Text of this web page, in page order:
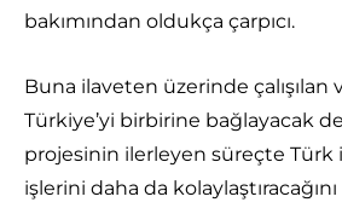
bakımından oldukça çarpıcı.
Buna ilaveten üzerinde çalışılan
Türkiye’yi birbirine bağlayacak
projesinin ilerleyen süreçte Türk
işlerini daha da